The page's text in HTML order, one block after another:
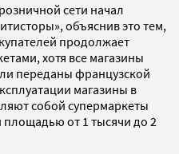
сети начал
объяснив это тем,
продолжает
хотя все магазины
переданы французской
магазины в
собой супермаркеты
площадью от 1 тысячи до 2